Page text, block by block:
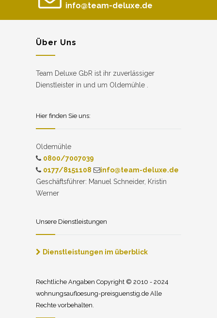
info@team-deluxe.de
Über Uns
Team Deluxe GbR ist ihr zuverlässiger
Dienstleister in und um Oldemühle .
Hier finden Sie uns:
Oldemühle
0800/7007039
0177/8151108
info@team-deluxe.de
Geschäftsführer: Manuel Schneider, Kristin
Werner
Unsere Dienstleistungen
Dienstleistungen im überblick
Rechtliche Angaben Copyright © 2010 - 2024
wohnungsaufloesung-preisguenstig.de Alle
Rechte vorbehalten.